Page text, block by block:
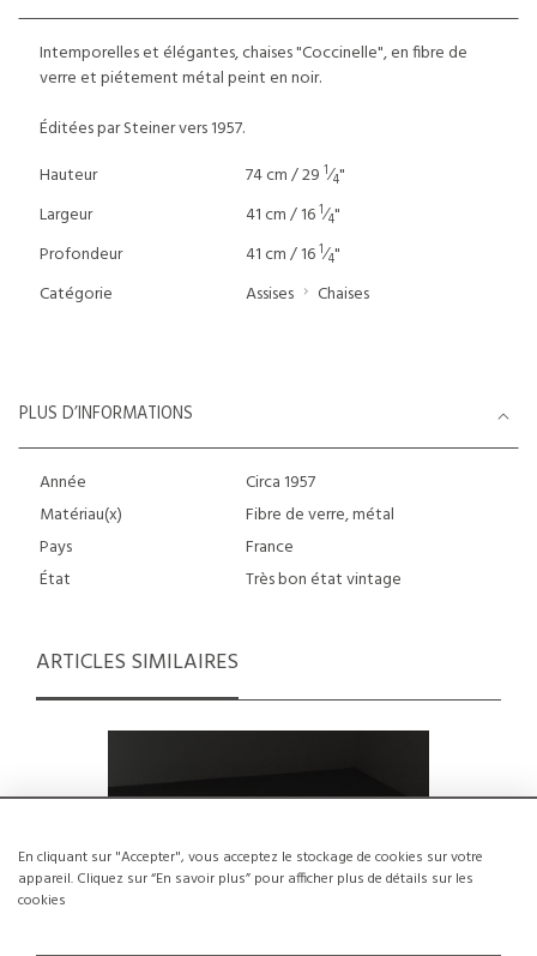
En cliquant sur "Accepter", vous acceptez le stockage de cookies sur votre
appareil. Cliquez sur “En savoir plus” pour afficher plus de détails sur les
cookies
Intemporelles et élégantes, chaises "Coccinelle", en fibre de
verre et piétement métal peint en noir.
Éditées par Steiner vers 1957.
Hauteur
74 cm / 29 1⁄4"
Largeur
41 cm / 161⁄4"
Profondeur
41 cm / 161⁄4"
Catégorie
Assises Chaises
PLUS D’INFORMATIONS
Année
Circa 1957
Matériau(x)
Fibre de verre, métal
Pays
France
État
Très bon état vintage
ARTICLES SIMILAIRES